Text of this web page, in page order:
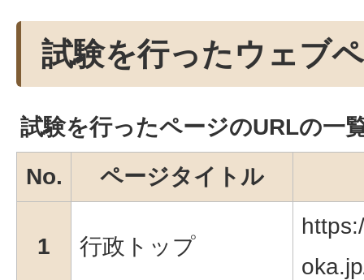
試験を行ったウェブ
試験を行ったページのURLの一
No.
ページタイトル
1 行政トップ